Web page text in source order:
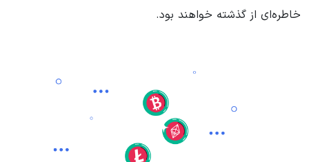
خاطره‌ای از گذشته خواهند بود.